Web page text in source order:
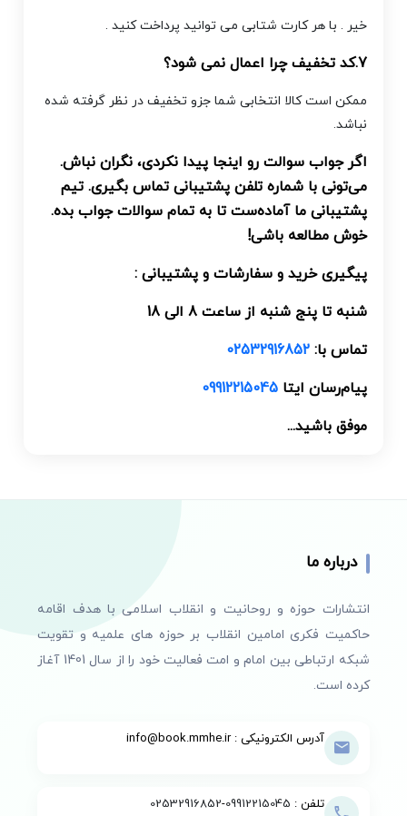
خیر . با هر کارت شتابی می توانید پرداخت کنید .
7.کد تخفیف چرا اعمال نمی شود؟
ممکن است کالا انتخابی شما جزو تخفیف در نظر گرفته شده
نباشد.
اگر جواب سوالت رو اینجا پیدا نکردی، نگران نباش.
می‌تونی با شماره تلفن پشتیبانی تماس بگیری. تیم
پشتیبانی ما آماده‌ست تا به تمام سوالات جواب بده.
خوش مطالعه باشی!
پیگیری خرید و سفارشات و پشتیبانی :
شنبه تا پنج شنبه از ساعت 8 الی 18
تماس با:02532916852
پیام‌رسان‌ ایتا09912215045
موفق باشید...
درباره ما
انتشارات حوزه و روحانیت و انقلاب اسلامی با هدف اقامه
حاکمیت فکری امامین انقلاب بر حوزه های علمیه و تقویت
شبکه ارتباطی بین امام و امت فعالیت خود را از سال 1401 آغاز
کرده است.
آدرس الکترونیکی : info@book.mmhe.ir
تلفن : 09912215045
-
02532916852